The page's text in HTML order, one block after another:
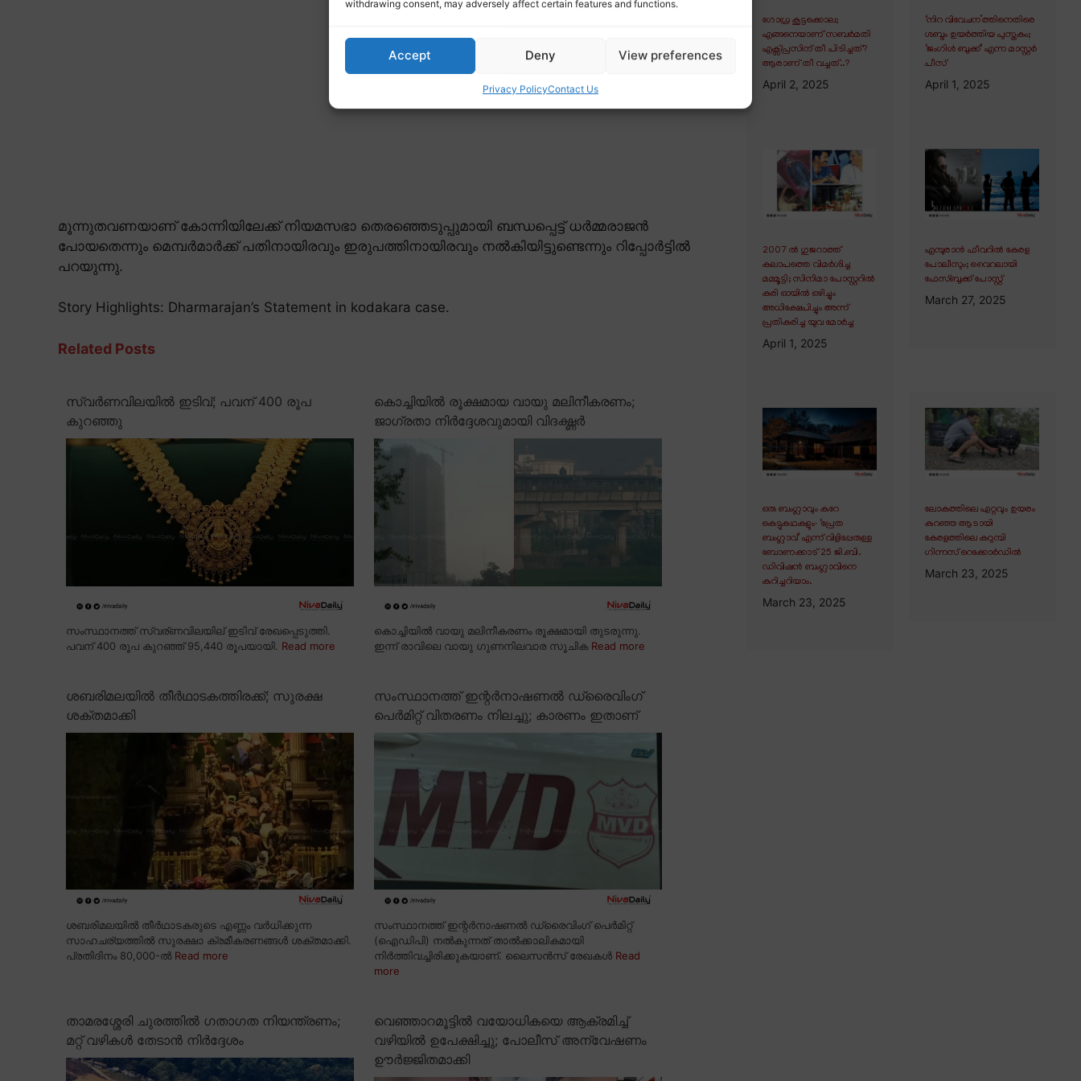
withdrawing consent, may adversely affect certain features and functions.
Accept Deny View preferences
Privacy PolicyContact Us
മൂന്നുതവണയാണ് കോന്നിയിലേക്ക് നിയമസഭാ തെരഞ്ഞെടുപ്പുമായി ബന്ധപ്പെട്ട് ധർമ്മരാജൻ
പോയതെന്നും മെമ്പർമാർക്ക് പതിനായിരവും ഇരുപത്തിനായിരവും നൽകിയിട്ടുണ്ടെന്നും റിപ്പോർട്ടിൽ
പറയുന്നു.
Story Highlights: Dharmarajan’s Statement in kodakara case.
Related Posts
സ്വർണവിലയിൽ ഇടിവ്; പവന് 400 രൂപ
കുറഞ്ഞു
സംസ്ഥാനത്ത് സ്വര്ണവിലയില് ഇടിവ് രേഖപ്പെടുത്തി.
പവന് 400 രൂപ കുറഞ്ഞ് 95,440 രൂപയായി. Read more
കൊച്ചിയിൽ രൂക്ഷമായ വായു മലിനീകരണം;
ജാഗ്രതാ നിർദ്ദേശവുമായി വിദഗ്ദ്ധർ
കൊച്ചിയിൽ വായു മലിനീകരണം രൂക്ഷമായി തുടരുന്നു.
ഇന്ന് രാവിലെ വായു ഗുണനിലവാര സൂചിക Read more
ശബരിമലയിൽ തീർഥാടകത്തിരക്ക്; സുരക്ഷ
ശക്തമാക്കി
ശബരിമലയിൽ തീർഥാടകരുടെ എണ്ണം വർധിക്കുന്ന
സാഹചര്യത്തിൽ സുരക്ഷാ ക്രമീകരണങ്ങൾ ശക്തമാക്കി.
പ്രതിദിനം 80,000-ൽ Read more
സംസ്ഥാനത്ത് ഇന്റർനാഷണൽ ഡ്രൈവിംഗ്
പെർമിറ്റ് വിതരണം നിലച്ചു; കാരണം ഇതാണ്
സംസ്ഥാനത്ത് ഇന്റർനാഷണൽ ഡ്രൈവിംഗ് പെർമിറ്റ്
(ഐഡിപി) നൽകുന്നത് താൽക്കാലികമായി
നിർത്തിവച്ചിരിക്കുകയാണ്. ലൈസൻസ് രേഖകൾ Read
more
താമരശ്ശേരി ചുരത്തിൽ ഗതാഗത നിയന്ത്രണം;
മറ്റ് വഴികൾ തേടാൻ നിർദ്ദേശം
വെഞ്ഞാറമൂട്ടിൽ വയോധികയെ ആക്രമിച്ച്
വഴിയിൽ ഉപേക്ഷിച്ചു; പോലീസ് അന്വേഷണം
ഊർജ്ജിതമാക്കി
ഗോധ്ര കൂട്ടക്കൊല;
എങ്ങനെയാണ് സബർമതി
എക്സ്പ്രസിന് തീ പിടിച്ചത്?
ആരാണ് തീ വച്ചത്..?
April 2, 2025
‘നിറ വിവേചന’ത്തിനെതിരെ
ശബ്ദം ഉയർത്തിയ പുസ്തകം;
‘ജംഗിൾ ബുക്ക്’ എന്ന മാസ്റ്റർ
പീസ്
April 1, 2025
2007 ൽ ഗുജറാത്ത്
കലാപത്തെ വിമർശിച്ച
മമ്മൂട്ടി; സിനിമാ പോസ്റ്ററിൽ
കരി ഓയിൽ ഒഴിച്ചും
അധിക്ഷേപിച്ചും അന്ന്
പ്രതികരിച്ച യുവ മോർച്ച
April 1, 2025
എമ്പുരാൻ ഫീവറിൽ കേരള
പോലീസും; വൈറലായി
ഫേസ്ബുക്ക് പോസ്റ്റ്
March 27, 2025
ഒരു ബംഗ്ലാവും കുറേ
കെട്ടുകഥകളും∙ ‘പ്രേത
ബംഗ്ലാവ്’ എന്ന് വിളിപ്പേരുള്ള
ബോണക്കാട് 25 ജി.ബി.
ഡിവിഷൻ ബംഗ്ലാവിനെ
കുറിച്ചറിയാം.
March 23, 2025
ലോകത്തിലെ ഏറ്റവും ഉയരം
കുറഞ്ഞ ആടായി
കേരളത്തിലെ കറുമ്പി
ഗിന്നസ് റെക്കോർഡിൽ
March 23, 2025